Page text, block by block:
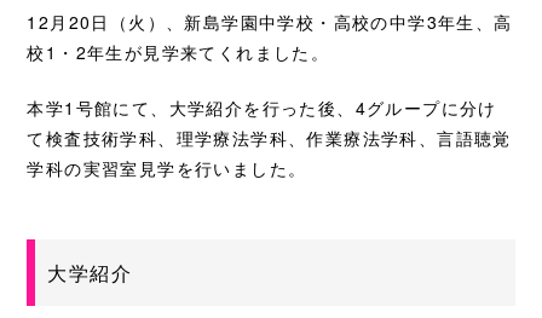
12月20日（火）、新島学園中学校・高校の中学3年生、高
校1・2年生が見学来てくれました。
本学1号館にて、大学紹介を行った後、4グループに分け
て検査技術学科、理学療法学科、作業療法学科、言語聴覚
学科の実習室見学を行いました。
大学紹介